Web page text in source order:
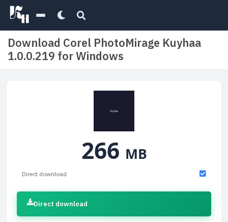
Download Corel PhotoMirage Kuyhaa
1.0.0.219 for Windows
266 MB
Direct download
Direct download